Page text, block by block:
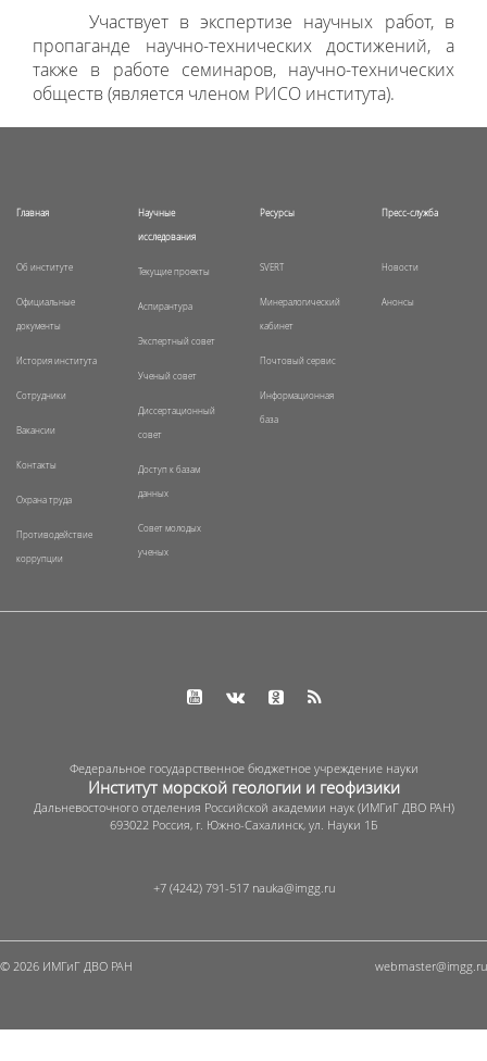
Участвует в экспертизе научных работ, в
пропаганде научно-технических достижений, а
также в работе семинаров, научно-технических
обществ (является членом РИСО института).
Главная
Об институте
Официальные
документы
История института
Сотрудники
Вакансии
Контакты
Охрана труда
Противодействие
коррупции
Научные
исследования
Текущие проекты
Аспирантура
Экспертный совет
Ученый совет
Диссертационный
совет
Доступ к базам
данных
Совет молодых
ученых
Ресурсы
SVERT
Минералогический
кабинет
Почтовый сервис
Информационная
база
Пресс-служба
Новости
Анонсы
Федеральное государственное бюджетное учреждение науки
Институт морской геологии и геофизики
Дальневосточного отделения Российской академии наук (ИМГиГ ДВО РАН)
693022 Россия, г. Южно-Сахалинск, ул. Науки 1Б
+7 (4242) 791-517
© 2026 ИМГиГ ДВО РАН